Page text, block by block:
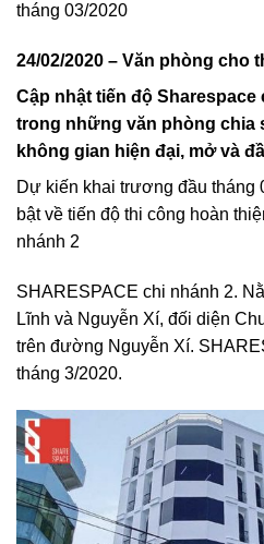
tháng 03/2020
24/02/2020 – Văn phòng cho
Cập nhật tiến độ Sharespace
trong những văn phòng chia
không gian hiện đại, mở và
Dự kiến khai trương đầu tháng
bật về tiến độ thi công hoàn
nhánh 2
SHARESPACE chi nhánh 2.
Lĩnh và Nguyễn Xí, đối diện
trên đường Nguyễn Xí.
tháng 3/2020.